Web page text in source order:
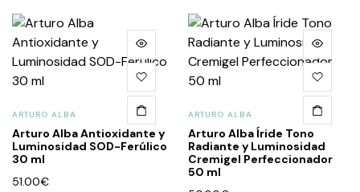
ARTURO ALBA
Arturo Alba Antioxidante y
Luminosidad SOD-Ferúlico
30 ml
51.00€
ARTURO ALBA
Arturo Alba Íride Tono
Radiante y Luminosidad
Cremigel Perfeccionador
50 ml